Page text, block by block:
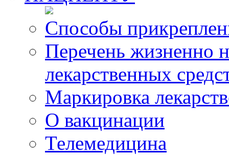
Способы
Перечень жизненно
лекарственных
Маркировка
О вакцинации
Телемедицина